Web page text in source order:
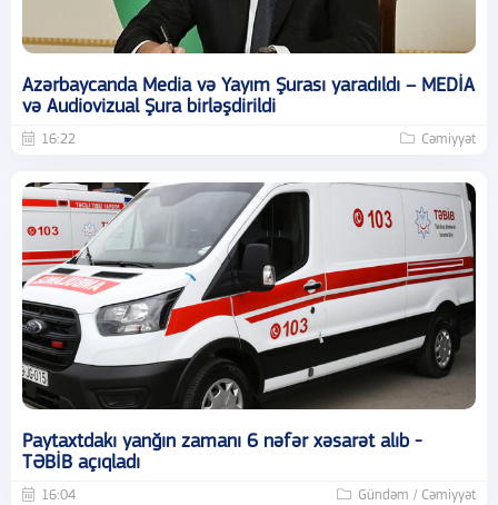
Azərbaycanda Media və Yayım Şurası yaradıldı – MEDİA
və Audiovizual Şura birləşdirildi
16:22 Cəmiyyət
Paytaxtdakı yanğın zamanı 6 nəfər xəsarət alıb -
TƏBİB açıqladı
16:04 Gündəm / Cəmiyyət